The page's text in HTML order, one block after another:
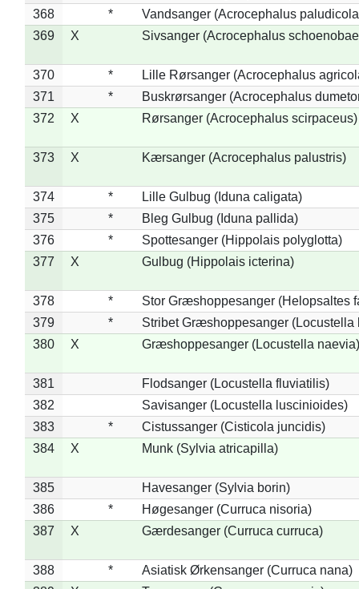
368
*
Vandsanger (Acrocephalus
369
X Sivsanger (Acrocephalus
370 *
Lille Rørsanger (Acrocephalus
371
*
Buskrørsanger (Acrocephalus
372
X Rørsanger (Acrocephalus scirpaceus)
373 X Kærsanger (Acrocephalus palustris)
374 *
Lille Gulbug (Iduna caligata)
375
*
Bleg Gulbug (Iduna pallida)
376
*
Spottesanger (Hippolais polyglotta)
377
X Gulbug (Hippolais icterina)
378 *
Stor Græshoppesanger (Helopsaltes
379
*
Stribet Græshoppesanger (Locustella
380
X Græshoppesanger (Locustella naevia)
381
Flodsanger (Locustella fluviatilis)
382
Savisanger (Locustella luscinioides)
383
*
Cistussanger (Cisticola juncidis)
384
X Munk (Sylvia atricapilla)
385
Havesanger (Sylvia borin)
386
*
Høgesanger (Curruca nisoria)
387
X Gærdesanger (Curruca curruca)
388 *
Asiatisk Ørkensanger (Curruca nana)